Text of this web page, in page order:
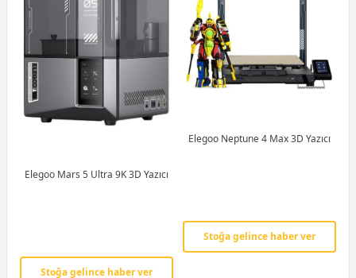
Elegoo Mars 5 Ultra 9K 3D Yazıcı
Stoğa gelince haber ver
Elegoo Neptune 4 Max 3D Yazıcı
Stoğa gelince haber ver